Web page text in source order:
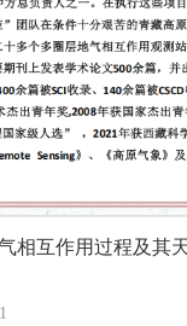
相互作用过程及其